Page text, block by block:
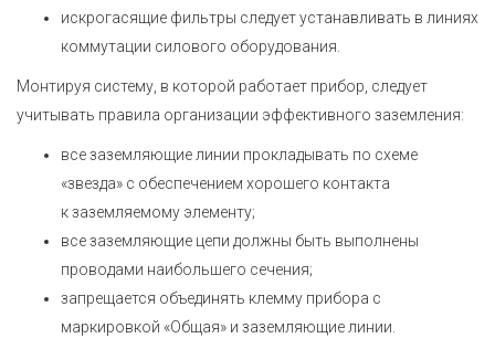
искрогасящие фильтры следует устанавливать в линиях
коммутации силового оборудования.
Монтируя систему, в которой работает прибор, следует
учитывать правила организации эффективного заземления:
все заземляющие линии прокладывать по схеме
«звезда» с обеспечением хорошего контакта
к заземляемому элементу;
все заземляющие цепи должны быть выполнены
проводами наибольшего сечения;
запрещается объединять клемму прибора с
маркировкой «Общая» и заземляющие линии.